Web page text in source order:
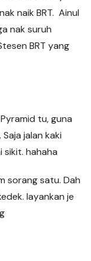
naik BRT. Ainul
nak suruh
BRT yang
tu, guna
jalan kaki
sikit. hahaha
sorang satu. Dah
layankan je